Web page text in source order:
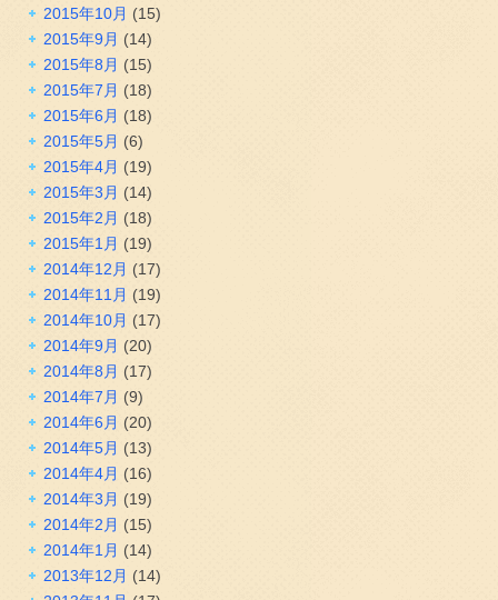
2015年10月 (15)
2015年9月 (14)
2015年8月 (15)
2015年7月 (18)
2015年6月 (18)
2015年5月 (6)
2015年4月 (19)
2015年3月 (14)
2015年2月 (18)
2015年1月 (19)
2014年12月 (17)
2014年11月 (19)
2014年10月 (17)
2014年9月 (20)
2014年8月 (17)
2014年7月 (9)
2014年6月 (20)
2014年5月 (13)
2014年4月 (16)
2014年3月 (19)
2014年2月 (15)
2014年1月 (14)
2013年12月 (14)